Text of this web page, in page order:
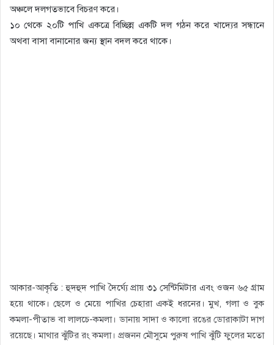
অঞ্চলে দলগতভাবে বিচরণ করে।
১০ থেকে ২০টি পাখি একত্রে বিচ্ছিন্ন একটি দল গঠন করে খাদ্যের সন্ধানে
অথবা বাসা বানানোর জন্য স্থান বদল করে থাকে।
আকার-আকৃতি : হুদহুদ পাখি দৈর্ঘ্যে প্রায় ৩১ সেন্টিমিটার এবং ওজন ৬৫ গ্রাম
হয়ে থাকে। ছেলে ও মেয়ে পাখির চেহারা একই ধরনের। মুখ, গলা ও বুক
কমলা-পীতাভ বা লালচে-কমলা। ডানায় সাদা ও কালো রঙের ডোরাকাটা দাগ
রয়েছে। মাথার ঝুঁটির রং কমলা। প্রজনন মৌসুমে পুরুষ পাখি ঝুঁটি ফুলের মতো